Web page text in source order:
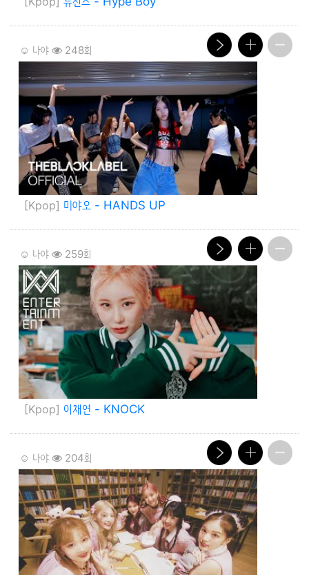
☺️ 나야 248회
[Kpop] 미야오 - HANDS UP
☺️ 나야 259회
[Kpop] 이채연 - KNOCK
☺️ 나야 204회